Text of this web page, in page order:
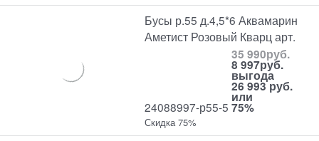
Бусы р.55 д.4,5*6 Аквамарин
Аметист Розовый Кварц арт.
24088997-р55-5
35 990руб.
8 997руб.
выгода
26 993 руб.
или
75%
Скидка 75%